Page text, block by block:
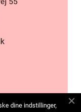
dine indstillinger,